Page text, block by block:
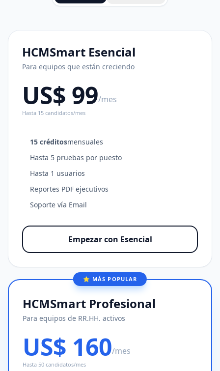
HCMSmart Esencial
Para equipos que están creciendo
US$ 99/mes
Hasta 15 candidatos/mes
15 créditosmensuales
Hasta 5 pruebas por puesto
Hasta 1 usuarios
Reportes PDF ejecutivos
Soporte vía Email
Empezar con Esencial
⭐ MÁS POPULAR
HCMSmart Profesional
Para equipos de RR.HH. activos
US$ 160/mes
Hasta 50 candidatos/mes